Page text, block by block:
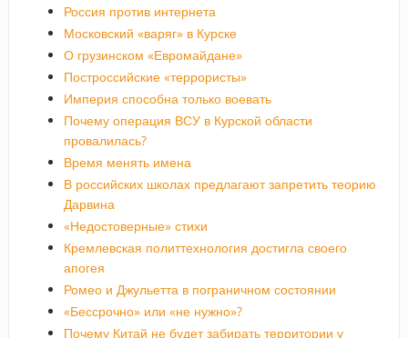
Россия против интернета
Московский «варяг» в Курске
О грузинском «Евромайдане»
Построссийские «террористы»
Империя способна только воевать
Почему операция ВСУ в Курской области
провалилась?
Время менять имена
В российских школах предлагают запретить теорию
Дарвина
«Недостоверные» стихи
Кремлевская политтехнология достигла своего
апогея
Ромео и Джульетта в пограничном состоянии
«Бессрочно» или «не нужно»?
Почему Китай не будет забирать территории у